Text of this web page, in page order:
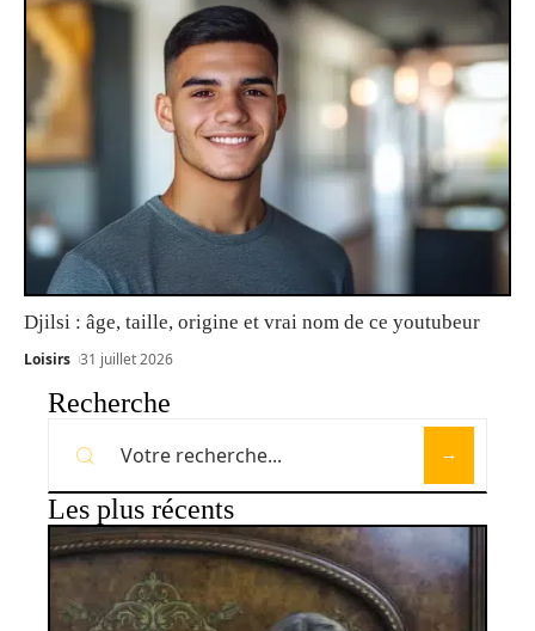
Djilsi : âge, taille, origine et vrai nom de ce youtubeur
Loisirs 31 juillet 2026
Recherche
Les plus récents